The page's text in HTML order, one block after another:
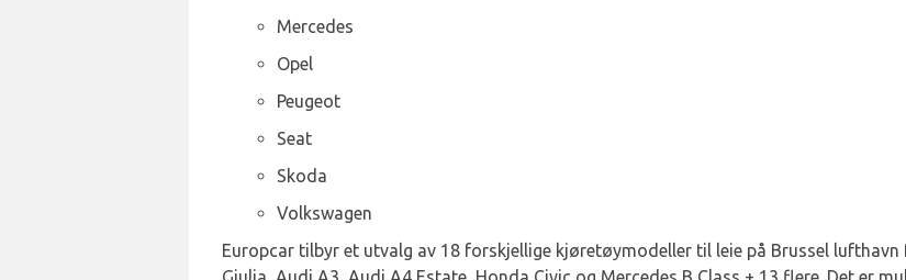
Mercedes
Opel
Peugeot
Seat
Skoda
Volkswagen
Europcar tilbyr et utvalg av 18 forskjellige kjøretøymodeller til leie på Brussel